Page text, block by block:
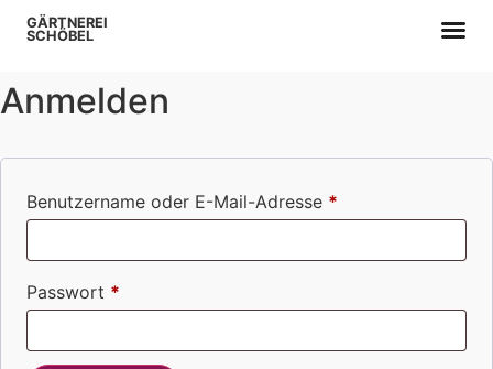
GÄRTNEREI
SCHÖBEL
Anmelden
Benutzername oder E-Mail-Adresse *
Passwort *